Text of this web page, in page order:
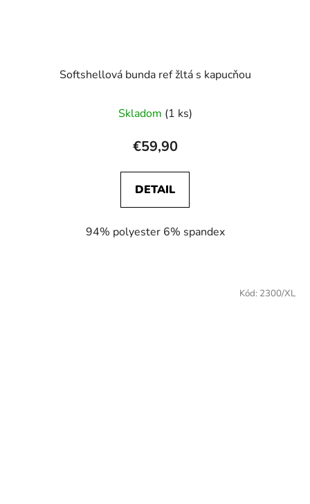
Softshellová bunda ref žltá s kapucňou
Skladom (1 ks)
€59,90
DETAIL
94% polyester 6% spandex
Kód: 2300/XL